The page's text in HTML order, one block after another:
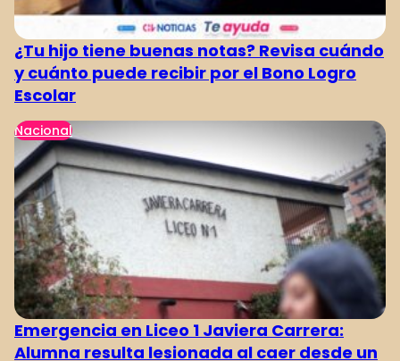
¿Tu hijo tiene buenas notas? Revisa cuándo
y cuánto puede recibir por el Bono Logro
Escolar
Nacional
Emergencia en Liceo 1 Javiera Carrera:
Alumna resulta lesionada al caer desde un